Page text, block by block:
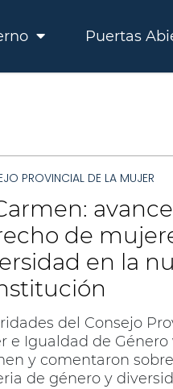
Puertas
PROVINCIAL DE LA MUJER
de
en la
del Consejo
e Igualdad de Género
y comentaron
de género y